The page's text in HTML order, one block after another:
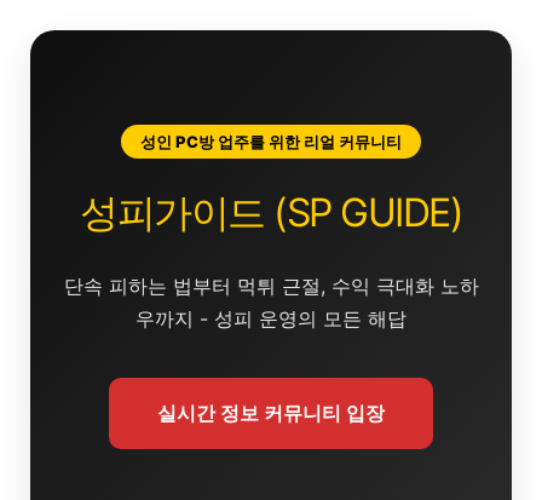
성인 PC방 업주를 위한 리얼 커뮤니티
성피가이드 (SP GUIDE)
단속 피하는 법부터 먹튀 근절, 수익 극대화 노하
우까지 - 성피 운영의 모든 해답
실시간 정보 커뮤니티 입장